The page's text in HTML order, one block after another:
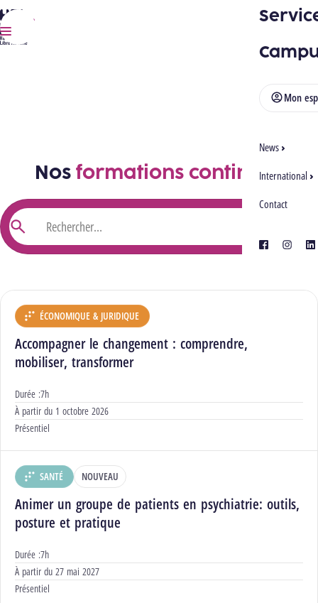
HELMo
Mon
News
International
Contact
facebook
Nosformations continues
Rechercher
DÉPARTEMENT :
ÉCONOMIQUE & JURIDIQUE
Accompagner le changement : comprendre,
mobiliser, transformer
Durée :7h
Début :
À partir du 1 octobre 2026
Modalités :
Présentiel
DÉPARTEMENT :
SANTÉ NOUVEAU
Animer un groupe de patients en psychiatrie: outils,
posture et pratique
Durée :7h
Début :
À partir du 27 mai 2027
Modalités :
Présentiel